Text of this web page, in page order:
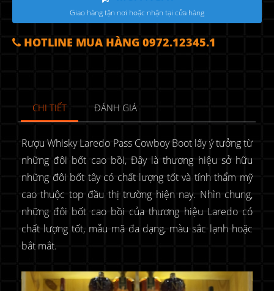
Giao hàng tận nơi hoặc nhận tại cửa hàng
HOTLINE MUA HÀNG 0972.12345.1
CHI TIẾT ĐÁNH GIÁ
Rượu Whisky Laredo Pass Cowboy Boot lấy ý tưởng từ
những đôi bốt cao bồi, Đây là thương hiệu sở hữu
những đôi bốt tây có chất lượng tốt và tính thẩm mỹ
cao thuộc top đầu thị trường hiện nay. Nhìn chung,
những đôi bốt cao bồi của thương hiệu Laredo có
chất lượng tốt, mẫu mã đa dạng, màu sắc lạnh hoặc
bắt mắt.